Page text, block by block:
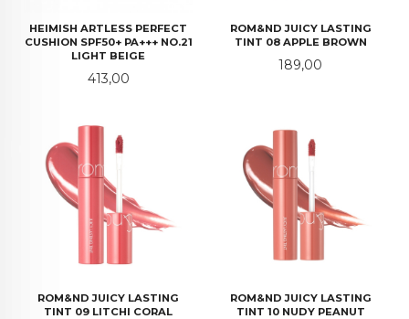
HEIMISH ARTLESS PERFECT
CUSHION SPF50+ PA+++ NO.21
LIGHT BEIGE
Pris
413,00
ROM&ND JUICY LASTING
TINT 08 APPLE BROWN
Pris
189,00
ROM&ND JUICY LASTING
TINT 09 LITCHI CORAL
ROM&ND JUICY LASTING
TINT 10 NUDY PEANUT